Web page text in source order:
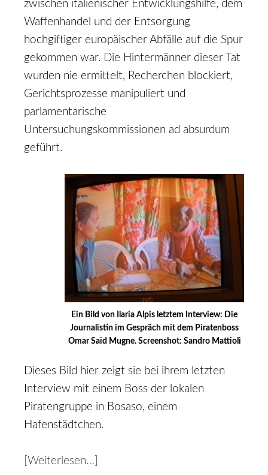
zwischen italienischer Entwicklungshilfe, dem
Waffenhandel und der Entsorgung
hochgiftiger europäischer Abfälle auf die Spur
gekommen war. Die Hintermänner dieser Tat
wurden nie ermittelt, Recherchen blockiert,
Gerichtsprozesse manipuliert und
parlamentarische
Untersuchungskommissionen ad absurdum
geführt.
Ein Bild von Ilaria Alpis letztem Interview: Die
Journalistin im Gespräch mit dem Piratenboss
Omar Said Mugne. Screenshot: Sandro Mattioli
Dieses Bild hier zeigt sie bei ihrem letzten
Interview mit einem Boss der lokalen
Piratengruppe in Bosaso, einem
Hafenstädtchen.
[Weiterlesen…]